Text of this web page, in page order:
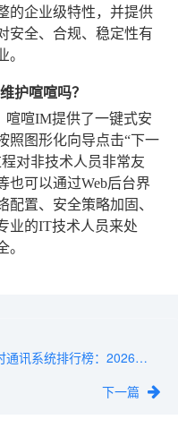
的企业级特性，并提供
安全、合规、稳定性有
。
护喧喧吗？
喧喧IM提供了一键式安
照图形化向导点击“下一
对非技术人员非常友
也可以通过Web后台界
置、安全策略加固、
业的IT技术人员来处
。
即时通讯系统排行榜：2026年用户口碑最好的方案
下一篇